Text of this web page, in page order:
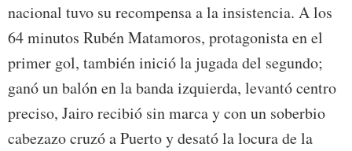
nacional tuvo su recompensa a la insistencia. A los
64 minutos Rubén Matamoros, protagonista en el
primer gol, también inició la jugada del segundo;
ganó un balón en la banda izquierda, levantó centro
preciso, Jairo recibió sin marca y con un soberbio
cabezazo cruzó a Puerto y desató la locura de la